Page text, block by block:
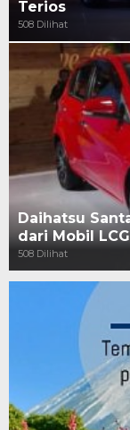
Terios
508 Dilihat
Daihatsu
dari Mobil
508 Dilihat